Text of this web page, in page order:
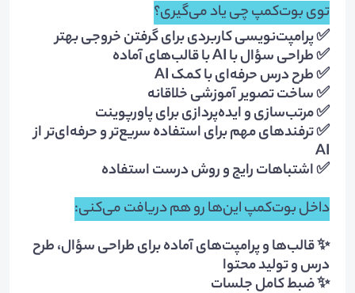
توی بوت‌کمپ چی یاد می‌گیری؟
✅ پرامپت‌نویسی کاربردی برای گرفتن خروجی بهتر
✅ طراحی سؤال با AI با قالب‌های آماده
✅ طرح درس حرفه‌ای با کمک AI
✅ ساخت تصویر آموزشی خلاقانه
✅ مرتب‌سازی و ایده‌پردازی برای پاورپوینت
✅ ترفندهای مهم برای استفاده سریع‌تر و حرفه‌ای‌تر از
AI
✅ اشتباهات رایج و روش درست استفاده
داخل بوت‌کمپ این‌ها رو هم دریافت می‌کنی:
✨ قالب‌ها و پرامپت‌های آماده برای طراحی سؤال، طرح
درس و تولید محتوا
✨ ضبط کامل جلسات